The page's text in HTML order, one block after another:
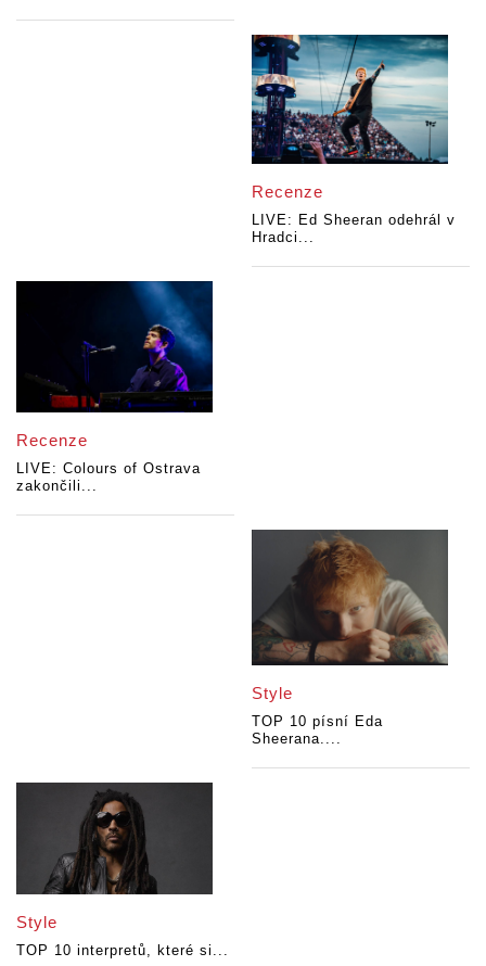
Recenze
LIVE: Ed Sheeran odehrál v
Hradci...
Recenze
LIVE: Colours of Ostrava
zakončili...
Style
TOP 10 písní Eda
Sheerana....
Style
TOP 10 interpretů, které si...